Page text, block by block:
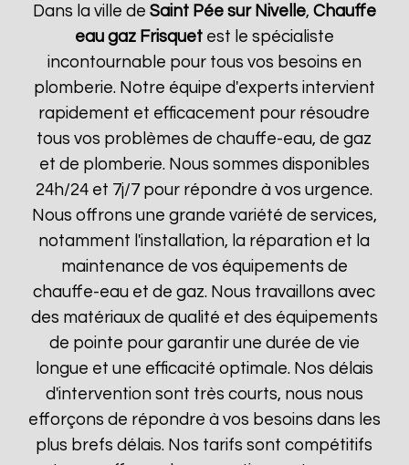
Dans la ville de Saint Pée sur Nivelle, Chauffe
eau gaz Frisquetest le spécialiste
incontournable pour tous vos besoins en
plomberie. Notre équipe d'experts intervient
rapidement et efficacement pour résoudre
tous vos problèmes de chauffe-eau, de gaz
et de plomberie. Nous sommes disponibles
24h/24 et 7j/7 pour répondre à vos urgence.
Nous offrons une grande variété de services,
notamment l'installation, la réparation et la
maintenance de vos équipements de
chauffe-eau et de gaz. Nous travaillons avec
des matériaux de qualité et des équipements
de pointe pour garantir une durée de vie
longue et une efficacité optimale. Nos délais
d'intervention sont très courts, nous nous
efforçons de répondre à vos besoins dans les
plus brefs délais. Nos tarifs sont compétitifs